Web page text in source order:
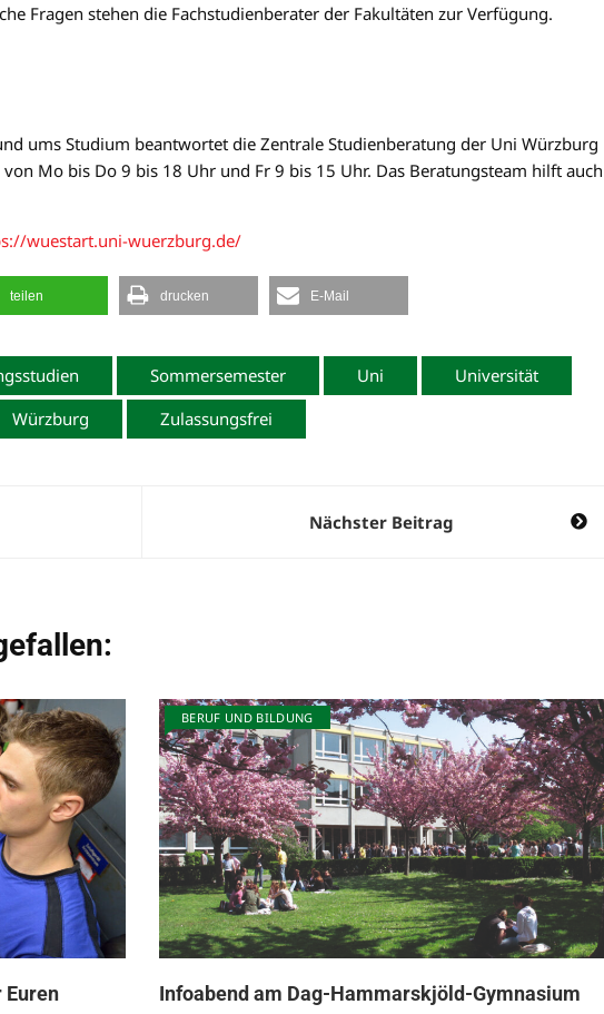
Fragen stehen die Fachstudienberater der Fakultäten zur Verfügung.
ums Studium beantwortet die Zentrale Studienberatung der Uni Würzburg
Mo bis Do 9 bis 18 Uhr und Fr 9 bis 15 Uhr. Das Beratungsteam hilft auch
wuestart.uni-wuerzburg.de/
teilen drucken E-Mail
Sommersemester Uni
Universität
Würzburg
Zulassungsfrei
Nächster Beitrag
Euren
BERUF UND BILDUNG
Infoabend am Dag-Hammarskjöld-Gymnasium